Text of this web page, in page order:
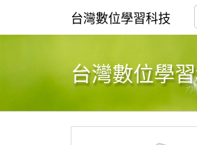
台灣數位學習科技
台灣數位學